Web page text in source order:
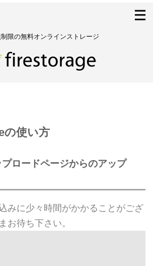
限の無料オンラインストレージ
の使い方
ロードページからのアップ
みに少々時間がかかることがござ
お待ち下さい。